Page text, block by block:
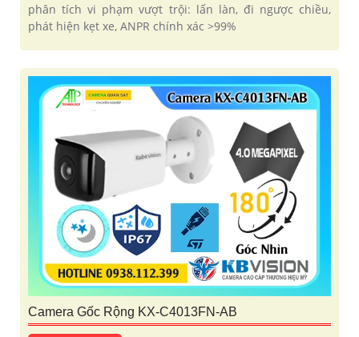
phân tích vi phạm vượt trội: lấn làn, đi ngược chiều,
phát hiện kẹt xe, ANPR chính xác >99%
Camera Gốc Rộng KX-C4013FN-AB